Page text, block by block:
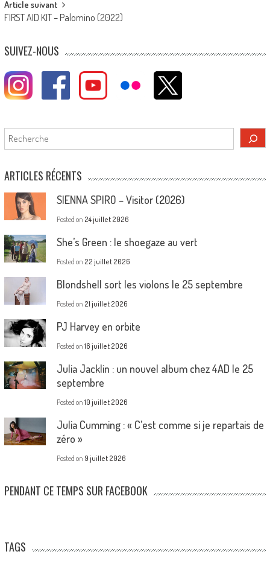
Article suivant
FIRST AID KIT – Palomino (2022)
SUIVEZ-NOUS
Rechercher
ARTICLES RÉCENTS
SIENNA SPIRO – Visitor (2026)
Posted on 24 juillet 2026
She’s Green : le shoegaze au vert
Posted on 22 juillet 2026
Blondshell sort les violons le 25 septembre
Posted on 21 juillet 2026
PJ Harvey en orbite
Posted on 16 juillet 2026
Julia Jacklin : un nouvel album chez 4AD le 25
septembre
Posted on 10 juillet 2026
Julia Cumming : « C’est comme si je repartais de
zéro »
Posted on 9 juillet 2026
PENDANT CE TEMPS SUR FACEBOOK
TAGS